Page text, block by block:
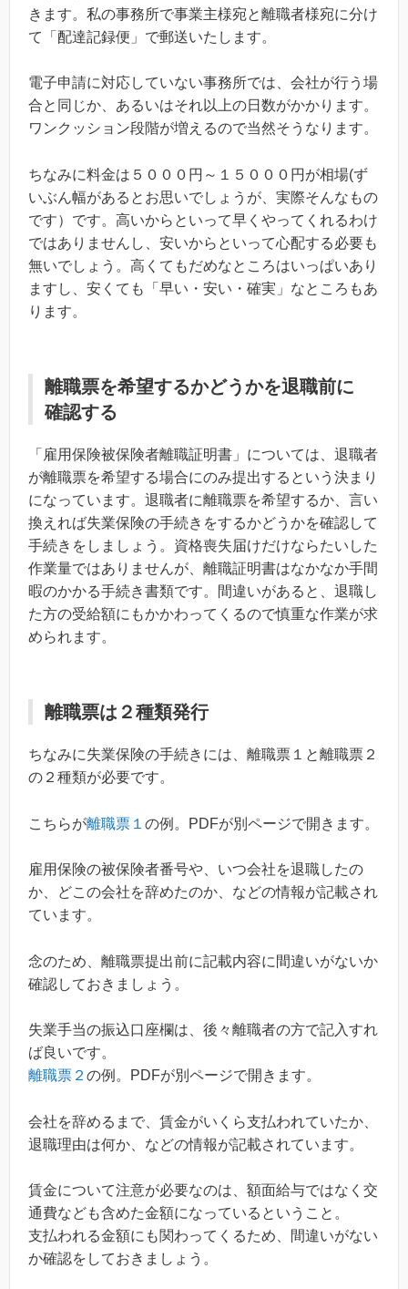
きます。私の事務所で事業主様宛と離職者様宛に分け
て「配達記録便」で郵送いたします。
電子申請に対応していない事務所では、会社が行う場
合と同じか、あるいはそれ以上の日数がかかります。
ワンクッション段階が増えるので当然そうなります。
ちなみに料金は５０００円～１５０００円が相場(ず
いぶん幅があるとお思いでしょうが、実際そんなもの
です）です。高いからといって早くやってくれるわけ
ではありませんし、安いからといって心配する必要も
無いでしょう。高くてもだめなところはいっぱいあり
ますし、安くても「早い・安い・確実」なところもあ
ります。
離職票を希望するかどうかを退職前に
確認する
「雇用保険被保険者離職証明書」については、 退職者
が離職票を希望する場合にのみ提出するという決まり
になっています。退職者に離職票を希望するか、言い
換えれば失業保険の手続きをするかどうかを確認して
手続きをしましょう。資格喪失届けだけならたいした
作業量ではありませんが、離職証明書はなかなか手間
暇のかかる手続き書類です。間違いがあると、退職し
た方の受給額にもかかわってくるので慎重な作業が求
められます。
離職票は２種類発行
ちなみに失業保険の手続きには、離職票１と離職票２
の２種類が必要です。
こちらが離職票１ の例。PDFが別ページで開きます。
雇用保険の被保険者番号や、いつ会社を退職したの
か、どこの会社を辞めたのか、などの情報が記載され
ています。
念のため、離職票提出前に記載内容に間違いがないか
確認しておきましょう。
失業手当の振込口座欄は、後々離職者の方で記入すれ
ば良いです。
離職票２ の例。PDFが別ページで開きます。
会社を辞めるまで、賃金がいくら支払われていたか、
退職理由は何か、などの情報が記載されています。
賃金について注意が必要なのは、額面給与ではなく交
通費なども含めた金額になっているということ。
支払われる金額にも関わってくるため、間違いがない
か確認をしておきましょう。